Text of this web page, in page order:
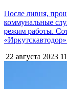
После ливня,
коммунальные
режим работы.
22 августа 2023